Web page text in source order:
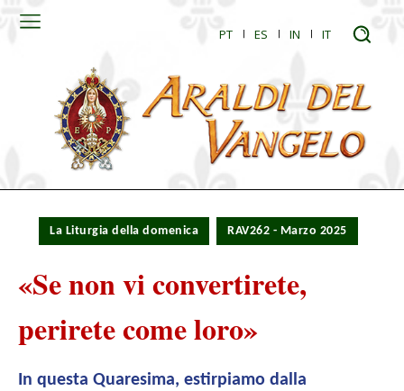
PT ES IN IT
La Liturgia della domenica RAV262 - Marzo 2025
«Se non vi convertirete,
perirete come loro»
In questa Quaresima, estirpiamo dalla